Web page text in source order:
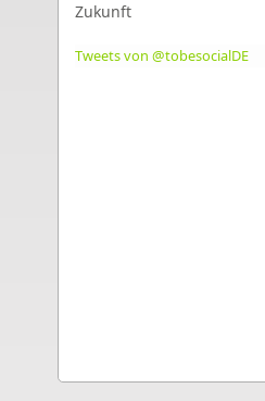
Zukunft
Tweets von @tobesocialDE